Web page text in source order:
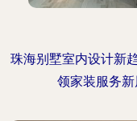
珠海别墅室内设计新
领家装服务新